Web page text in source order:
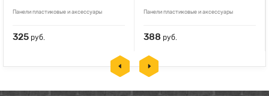
Панели пластиковые и аксессуары
325 руб.
Панели пластиковые и аксессуары
388 руб.